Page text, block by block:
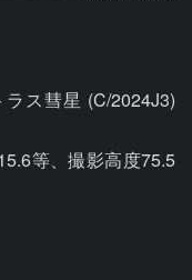
ス彗星 (C/2024J3)
等、撮影高度75.5